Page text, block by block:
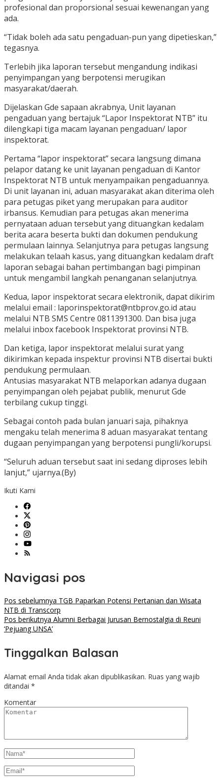
profesional dan proporsional sesuai kewenangan yang
ada.
“Tidak boleh ada satu pengaduan-pun yang dipetieskan,”
tegasnya.
Terlebih jika laporan tersebut mengandung indikasi
penyimpangan yang berpotensi merugikan
masyarakat/daerah.
Dijelaskan Gde sapaan akrabnya, Unit layanan
pengaduan yang bertajuk “Lapor Inspektorat NTB” itu
dilengkapi tiga macam layanan pengaduan/ lapor
inspektorat.
Pertama “lapor inspektorat” secara langsung dimana
pelapor datang ke unit layanan pengaduan di Kantor
Inspektorat NTB untuk menyampaikan pengaduannya.
Di unit layanan ini, aduan masyarakat akan diterima oleh
para petugas piket yang merupakan para auditor
irbansus. Kemudian para petugas akan menerima
pernyataan aduan tersebut yang dituangkan kedalam
berita acara beserta bukti dan dokumen pendukung
permulaan lainnya. Selanjutnya para petugas langsung
melakukan telaah kasus, yang dituangkan kedalam draft
laporan sebagai bahan pertimbangan bagi pimpinan
untuk mengambil langkah penanganan selanjutnya.
Kedua, lapor inspektorat secara elektronik, dapat dikirim
melalui email : laporinspektorat@ntbprov.go.id atau
melalui NTB SMS Centre 0811391300. Dan bisa juga
melalui inbox facebook Inspektorat provinsi NTB.
Dan ketiga, lapor inspektorat melalui surat yang
dikirimkan kepada inspektur provinsi NTB disertai bukti
pendukung permulaan.
Antusias masyarakat NTB melaporkan adanya dugaan
penyimpangan oleh pejabat publik, menurut Gde
terbilang cukup tinggi.
Sebagai contoh pada bulan januari saja, pihaknya
mengaku telah menerima 8 aduan masyarakat tentang
dugaan penyimpangan yang berpotensi pungli/korupsi.
“Seluruh aduan tersebut saat ini sedang diproses lebih
lanjut,” ujarnya.(By)
Ikuti Kami
Navigasi pos
Pos sebelumnya TGB Paparkan Potensi Pertanian dan Wisata
NTB di Transcorp
Pos berikutnya Alumni Berbagai Jurusan Bernostalgia di Reuni
‘Pejuang UNSA’
Tinggalkan Balasan
Alamat email Anda tidak akan dipublikasikan. Ruas yang wajib
ditandai *
Komentar